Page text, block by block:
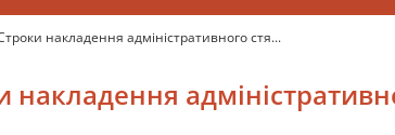
накладення адміністративного стя...
накладення